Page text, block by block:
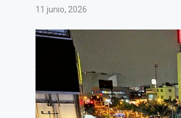
11 junio, 2026